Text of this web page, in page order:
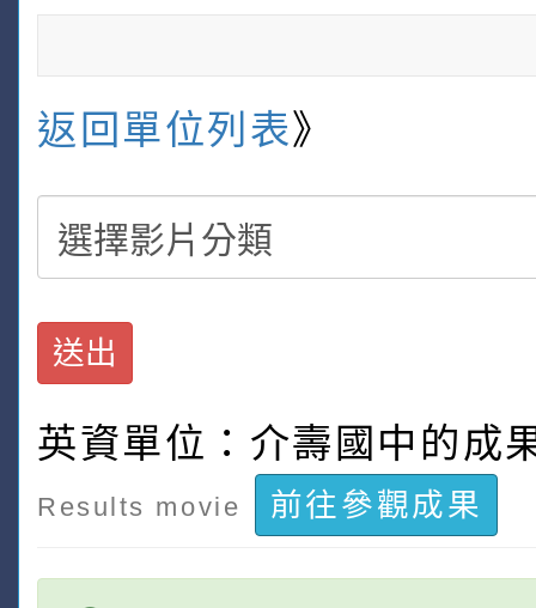
返回單位列表》
送出
英資單位：介壽國中的成
Results movie 前往參觀成果